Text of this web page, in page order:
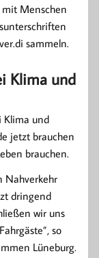
Menschen
sammeln.
Klima und
Klima und
jetzt brauchen
brauchen.
Nahverkehr
dringend
wir uns
so
Lüneburg.